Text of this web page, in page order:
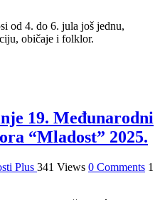
od 4. do 6. jula još jednu,
običaje i folklor.
19. Međunarodni
“Mladost” 2025.
Plus 341 Views 0 Comments 1